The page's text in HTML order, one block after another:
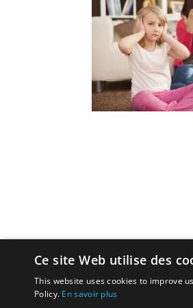
Ce site Web utilise des
This website uses cookies to improve
Policy. En savoir plus